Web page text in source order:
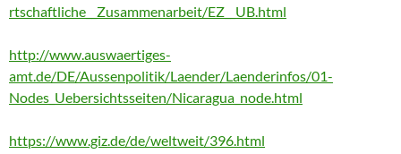
rtschaftliche__Zusammenarbeit/EZ__UB.html
http://www.auswaertiges-
amt.de/DE/Aussenpolitik/Laender/Laenderinfos/01-
Nodes_Uebersichtsseiten/Nicaragua_node.html
https://www.giz.de/de/weltweit/396.html